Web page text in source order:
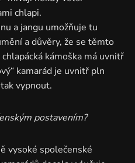
chlapi.
a jangu umožňuje tu
a důvěry, že se těmto
kámoška má uvnitř
kamarád je uvnitř pln
vypnout.
postavením?
vysoké společenské